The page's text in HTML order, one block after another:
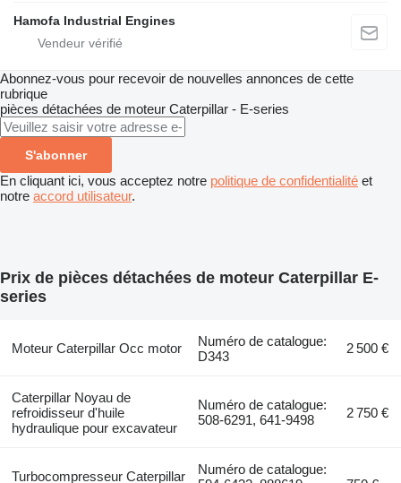
Hamofa Industrial Engines
Abonnez-vous pour recevoir de nouvelles annonces de cette
rubrique
pièces détachées de moteur Caterpillar - E-series
S'abonner
En cliquant ici, vous acceptez notre politique de confidentialité et
notre accord utilisateur.
Prix de pièces détachées de moteur Caterpillar E-
series
Moteur Caterpillar Occ motor
Numéro de catalogue:
D343
2 500 €
Caterpillar Noyau de
refroidisseur d'huile
hydraulique pour excavateur
Numéro de catalogue:
508-6291, 641-9498
2 750 €
Turbocompresseur Caterpillar
Numéro de catalogue: